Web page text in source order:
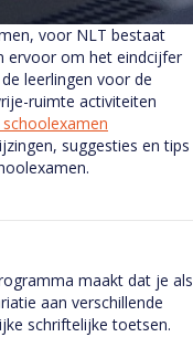
voor NLT bestaat
ervoor om het eindcijfer
leerlingen voor de
ruimte activiteiten
suggesties en tips
maakt dat je als
aan verschillende
schriftelijke toetsen.